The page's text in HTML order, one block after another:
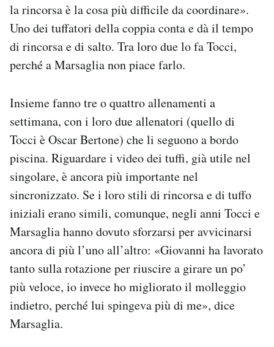
la rincorsa è la cosa più difficile da coordinare».
Uno dei tuffatori della coppia conta e dà il tempo
di rincorsa e di salto. Tra loro due lo fa Tocci,
perché a Marsaglia non piace farlo.
Insieme fanno tre o quattro allenamenti a
settimana, con i loro due allenatori (quello di
Tocci è Oscar Bertone) che li seguono a bordo
piscina. Riguardare i video dei tuffi, già utile nel
singolare, è ancora più importante nel
sincronizzato. Se i loro stili di rincorsa e di tuffo
iniziali erano simili, comunque, negli anni Tocci e
Marsaglia hanno dovuto sforzarsi per avvicinarsi
ancora di più l’uno all’altro: «Giovanni ha lavorato
tanto sulla rotazione per riuscire a girare un po’
più veloce, io invece ho migliorato il molleggio
indietro, perché lui spingeva più di me», dice
Marsaglia.